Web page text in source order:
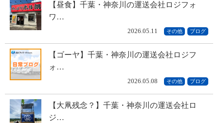
【昼食】千葉・神奈川の運送会社ロジフォ
ワ…
2026.05.11 その他 ブログ
【ゴーヤ】千葉・神奈川の運送会社ロジフ
ォ…
2026.05.08 その他 ブログ
【大凧残念？】千葉・神奈川の運送会社ロ
ジ…